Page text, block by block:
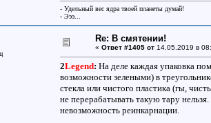
- Удельный вес ядра твоей планеты думай!
- Эээ...
Re: В смятении!
« Ответ #1405 от14.05.2019 в
2Legend: На деле каждая упаковка
возможности зелеными) в
стекла или чистого пластика (гы,
не перерабатывать такую тару
невозможность реинкарнации.